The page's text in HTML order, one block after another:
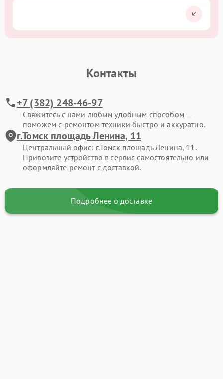
Контакты
+7 (382) 248-46-97
Свяжитесь с нами любым удобным способом —
поможем с ремонтом техники быстро и аккуратно.
г.Томск площадь Ленина, 11
Центральный офис: г.Томск площадь Ленина, 11.
Привозите устройство в сервис самостоятельно или
оформляйте ремонт с доставкой.
Подробнее о доставке